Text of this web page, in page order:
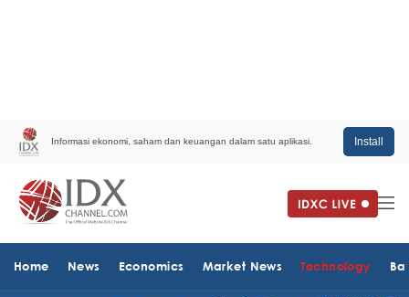
Informasi ekonomi, saham dan keuangan dalam satu aplikasi. Install
Home News Economics Market News Technology